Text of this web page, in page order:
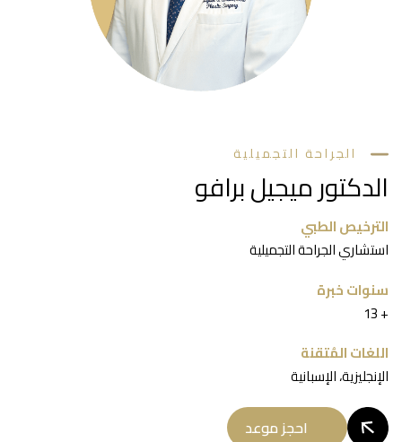
الجراحة التجميلية
ميجيل برافو
الطبي
الجراحة التجميلية
خبرة
المُتقنة
الإسبانية
احجز موعد